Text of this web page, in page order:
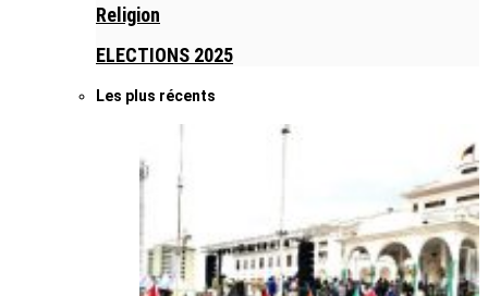
Religion
ELECTIONS 2025
Les plus récents